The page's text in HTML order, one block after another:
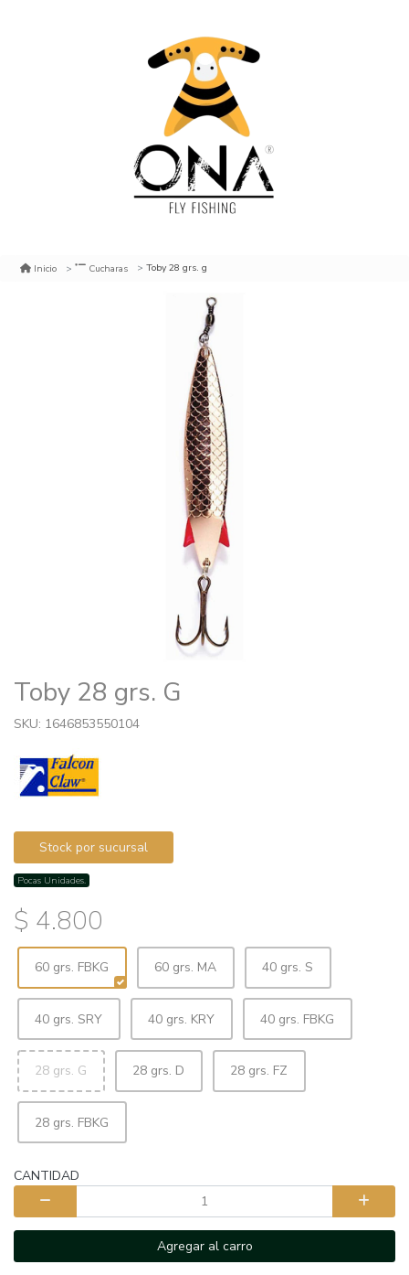
Inicio Cucharas Toby 28 grs. g
Toby 28 grs. G
SKU: 1646853550104
Stock por sucursal
Pocas Unidades.
$ 4.800
60 grs. FBKG 60 grs. MA 40 grs. S
40 grs. SRY 40 grs. KRY 40 grs. FBKG
28 grs. G 28 grs. D 28 grs. FZ
28 grs. FBKG
CANTIDAD
Agregar al carro